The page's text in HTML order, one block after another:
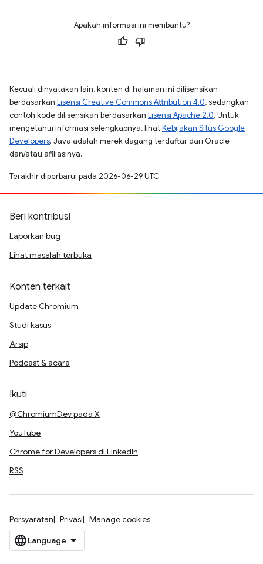
Apakah informasi ini membantu?
Kecuali dinyatakan lain, konten di halaman ini dilisensikan
berdasarkan Lisensi Creative Commons Attribution 4.0, sedangkan
contoh kode dilisensikan berdasarkan Lisensi Apache 2.0. Untuk
mengetahui informasi selengkapnya, lihatKebijakan Situs Google
Developers. Java adalah merek dagang terdaftar dari Oracle
dan/atau afiliasinya.
Terakhir diperbarui pada 2026-06-29 UTC.
Beri kontribusi
Laporkan bug
Lihat masalah terbuka
Konten terkait
Update Chromium
Studi kasus
Arsip
Podcast & acara
Ikuti
@ChromiumDev pada X
YouTube
Chrome for Developers di LinkedIn
RSS
Persyaratan Privasi Manage cookies